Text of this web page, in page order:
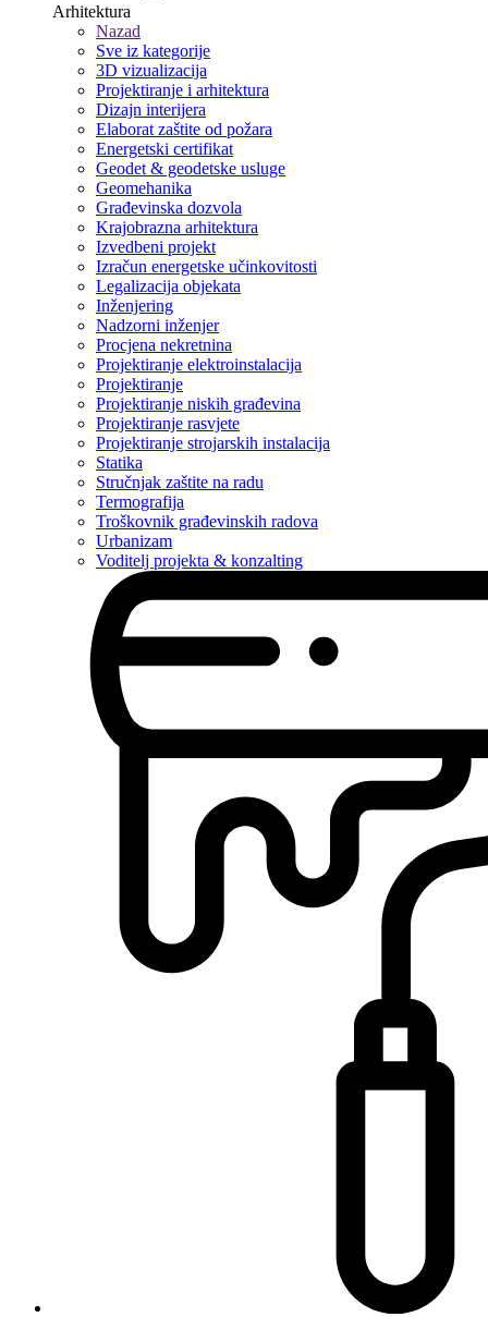
Arhitektura
Nazad
Sve iz kategorije
3D vizualizacija
Projektiranje i arhitektura
Dizajn interijera
Elaborat zaštite od požara
Energetski certifikat
Geodet & geodetske usluge
Geomehanika
Građevinska dozvola
Krajobrazna arhitektura
Izvedbeni projekt
Izračun energetske učinkovitosti
Legalizacija objekata
Inženjering
Nadzorni inženjer
Procjena nekretnina
Projektiranje elektroinstalacija
Projektiranje
Projektiranje niskih građevina
Projektiranje rasvjete
Projektiranje strojarskih instalacija
Statika
Stručnjak zaštite na radu
Termografija
Troškovnik građevinskih radova
Urbanizam
Voditelj projekta & konzalting